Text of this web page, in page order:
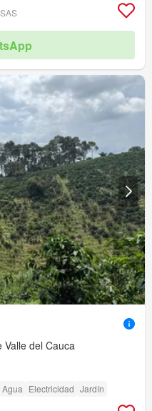
Valle del Cauca
Agua Electricidad Jardín